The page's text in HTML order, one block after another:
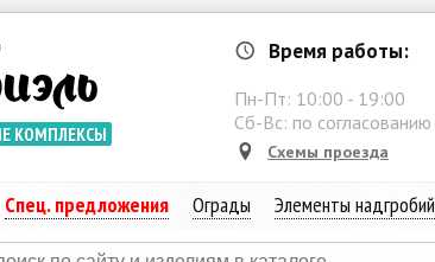
КОМПЛЕКСЫ
Время работы:
Пн-Пт: 10:00 - 19:00
Сб-Вс: по согласованию
Схемы проезда
Спец. предложения Ограды Элементы надгробий